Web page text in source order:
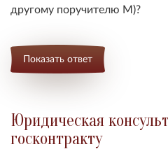
другому поручителю М)?
Показать ответ
Юридическая
госконтракту